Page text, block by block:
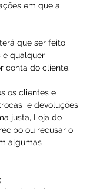
em que a
que ser feito
e qualquer
conta do cliente.
os clientes e
e devoluções
justa, Loja do
ou recusar o
algumas